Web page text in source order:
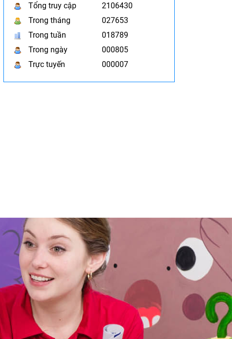
Tổng truy cập
2106430
Trong tháng
027653
Trong tuần
018789
Trong ngày
000805
Trực tuyến
000007